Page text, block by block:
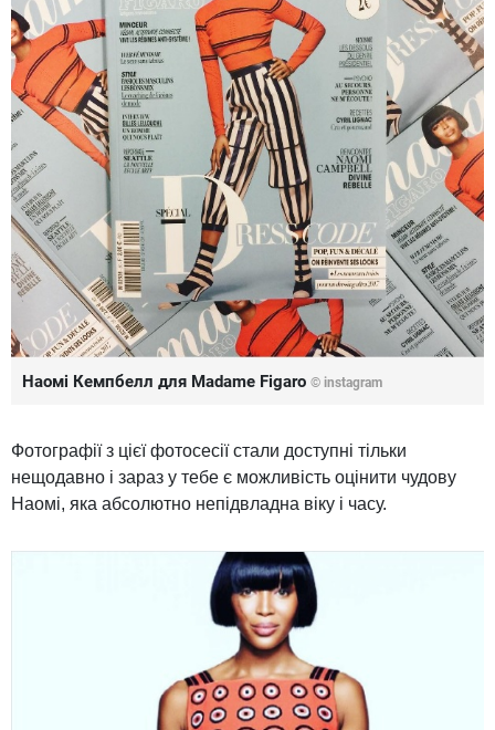
Наомі Кемпбелл для Madame Figaro © instagram
Фотографії з цієї фотосесії стали доступні тільки
нещодавно і зараз у тебе є можливість оцінити чудову
Наомі, яка абсолютно непідвладна віку і часу.